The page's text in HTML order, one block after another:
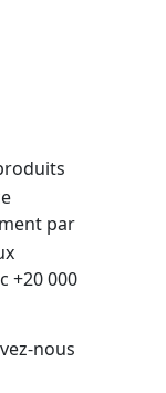
par
+20 000
nous